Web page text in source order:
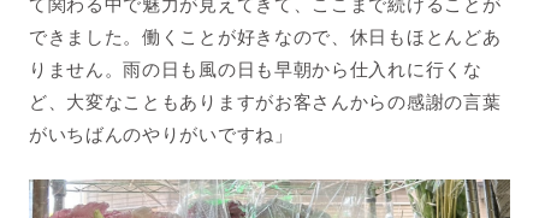
できました。働くことが好きなので、休日もほとんどあ
りません。雨の日も風の日も早朝から仕入れに行くな
ど、大変なこともありますがお客さんからの感謝の言葉
がいちばんのやりがいですね」